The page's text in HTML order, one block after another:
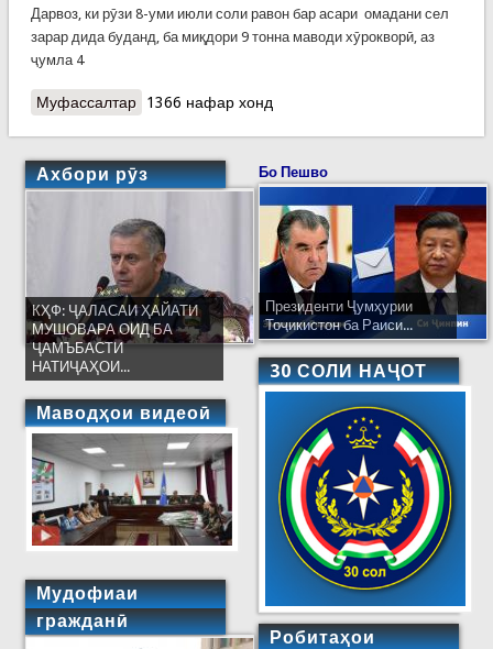
Дарвоз, ки рӯзи 8-уми июли соли равон бар асари омадани сел
зарар дида буданд, ба миқдори 9 тонна маводи хӯрокворӣ, аз
ҷумла 4
Муфассалтаро Кӯмаки Ҳукумати Ҷумҳурии Тоҷикистон ба 138
1366 нафар хонд
Ахбори рӯз
КҲФ: ҶАЛАСАИ ҲАЙАТИ
МУШОВАРА ОИД БА
ҶАМЪБАСТИ
НАТИҶАҲОИ...
Маводҳои видеоӣ
Мудофиаи
гражданӣ
Бо Пешво
Президенти Ҷумҳурии
Тоҷикистон ба Раиси...
30 СОЛИ НАҶОТ
Робитаҳои